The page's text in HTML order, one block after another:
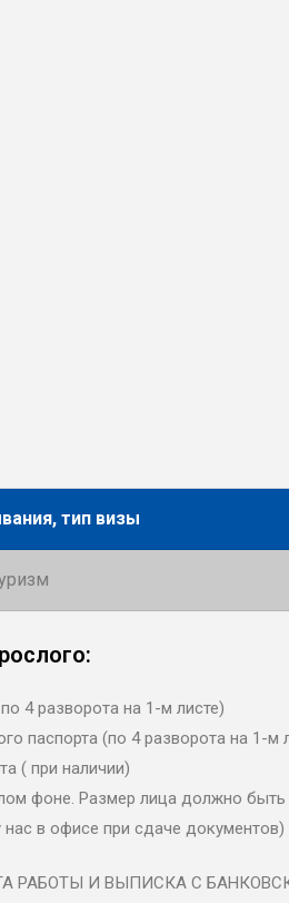
тип визы
4 разворота на 1-м листе)
паспорта (по 4 разворота на 1-м
( при наличии)
фоне. Размер лица должно
в офисе при сдаче документов)
РАБОТЫ И ВЫПИСКА С